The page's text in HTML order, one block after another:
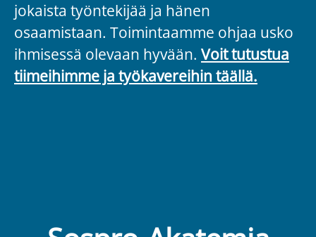
jokaista työntekijää ja hänen
osaamistaan. Toimintaamme ohjaa usko
ihmisessä olevaan hyvään. Voit tutustua
tiimeihimme ja työkavereihin täällä.